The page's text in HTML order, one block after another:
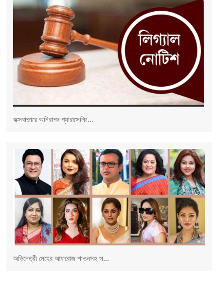
কক্সবাজারে অনিরাপদ প্যারাসেলিং...
অভিনেত্রী মেহের আফরোজ শাওনসহ স...